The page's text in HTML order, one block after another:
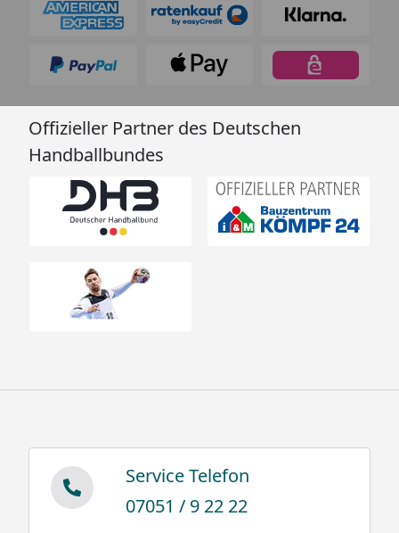
Offizieller Partner des Deutschen
Handballbundes
Service Telefon
07051 / 9 22 22